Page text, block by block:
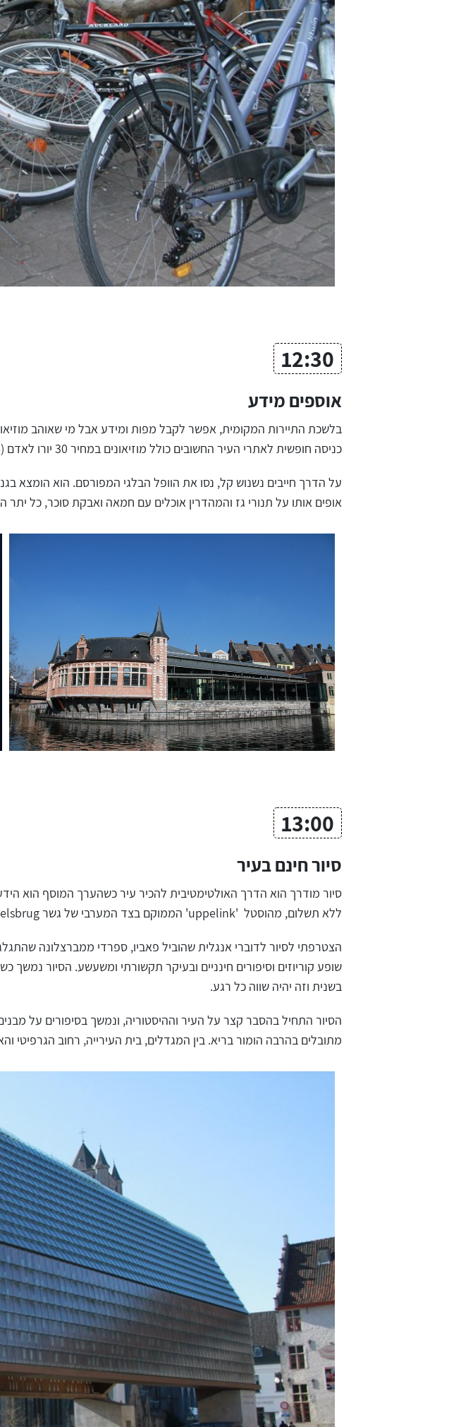
12:30
אוספים מידע
בלשכת התיירות המקומית, אפשר לקבל מפות ומידע אבל מי שאוהב
כניסה חופשית לאתרי העיר החשובים כולל מוזיאונים במחיר 30 יורו לאדם (35 כולל תחבורה ציבורית) ומאפשר גם השאלת אופניים ללא תשלום.
על הדרך חייבים נשנוש קל, נסו את הוופל הבלגי המפורסם. הוא הומצא
אופים אותו על תנורי גז והמהדרין אוכלים עם חמאה ואבקת סוכר, כל יתר
13:00
סיור חינם בעיר
ללא תשלום, מהוסטל 'uppelink' הממוקם בצד המערבי של גשר Sint-Michielsbrug. שלט יקדם את פניכם בכניסה. לאתר ההוסטל:
הצטרפתי לסיור לדוברי אנגלית שהוביל פאביו, ספרדי ממברצלונה
שופע קוריוזים וסיפורים חינניים ובעיקר תקשורתי ומשעשע. הסיור
בשנית וזה יהיה שווה כל רגע.
הסיור התחיל בהסבר קצר על העיר וההיסטוריה, ונמשך בסיפורים על
מתובלים בהרבה הומור בריא. בין המגדלים, בית העירייה, רחוב הגרפיטי